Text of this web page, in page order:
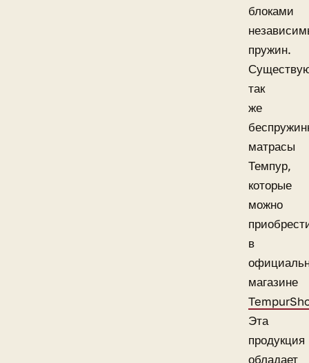
блоками
пружин.
так
же
матрасы
Темпур,
которые
можно
в
магазине
Эта
продукция
обладает